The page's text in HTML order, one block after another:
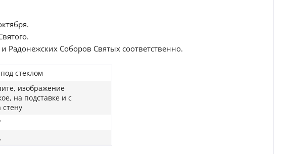
Радонежских Соборов Святых соответственно.
стеклом
изображение
на подставке и с